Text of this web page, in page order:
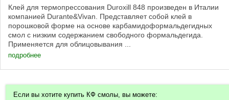
Клей для термопрессования Duroxill 848 произведен в Италии
компанией Durante&Vivan. Представляет собой клей в
порошковой форме на основе карбамидоформальдегидных
смол с низким содержанием свободного формальдегида.
Применяется для облицовывания ...
подробнее
Если вы хотите купить КФ смолы, вы можете: